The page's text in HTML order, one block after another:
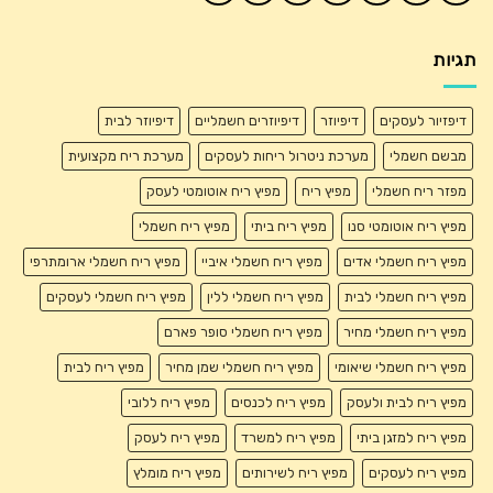
תגיות
דיפזיור לעסקים דיפיוזר דיפיוזרים חשמליים דיפיוזר לבית
מבשם חשמלי מערכת ניטרול ריחות לעסקים מערכת ריח מקצועית
מפזר ריח חשמלי מפיץ ריח מפיץ ריח אוטומטי לעסק
מפיץ ריח אוטומטי סנו מפיץ ריח ביתי מפיץ ריח חשמלי
מפיץ ריח חשמלי אדים מפיץ ריח חשמלי איביי מפיץ ריח חשמלי ארומתרפי
מפיץ ריח חשמלי לבית מפיץ ריח חשמלי ללין מפיץ ריח חשמלי לעסקים
מפיץ ריח חשמלי מחיר מפיץ ריח חשמלי סופר פארם
מפיץ ריח חשמלי שיאומי מפיץ ריח חשמלי שמן מחיר מפיץ ריח לבית
מפיץ ריח לבית ולעסק מפיץ ריח לכנסים מפיץ ריח ללובי
מפיץ ריח למזגן ביתי מפיץ ריח למשרד מפיץ ריח לעסק
מפיץ ריח לעסקים מפיץ ריח לשירותים מפיץ ריח מומלץ